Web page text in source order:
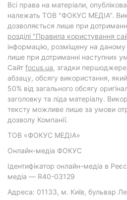
Всі права на матеріали,
належать ТОВ "ФОКУС МЕДІА".
дозволяється лише при
розділі "Правила користування
інформацію, розміщену на даному
лише при дотриманні наступних
Cайт focus.ua, згадки
абзацу, обсягу використання,
50% від загального обсягу
заголовку та ліда матеріалу.
тексту можливе лише за умови
дозволу Компанії.
ТОВ «ФОКУС МЕДІА»
Онлайн-медіа ФОКУС
Ідентифікатор онлайн-медіа в
медіа — R40-03129
Адреса: 01133, м. Київ, бульвар